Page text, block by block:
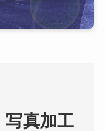
真加工